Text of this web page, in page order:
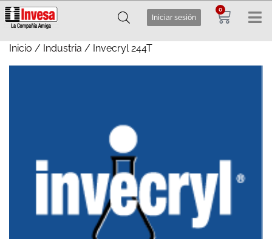
Iniciar sesión
0
Inicio / Industria / Invecryl 244T